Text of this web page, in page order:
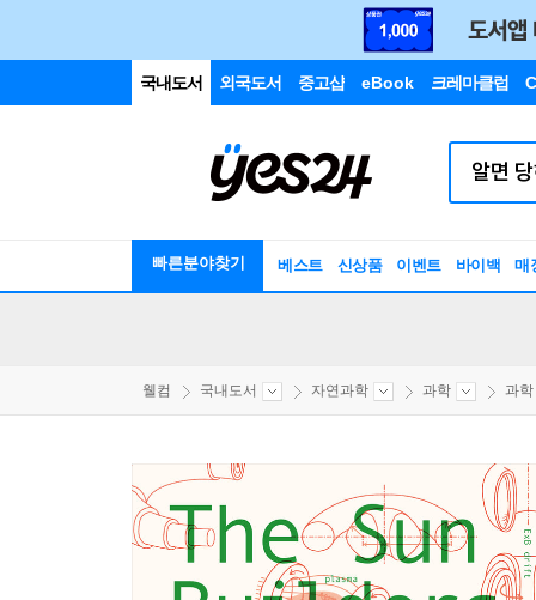
국내도서 외국도서 중고샵 eBook 크레마클럽
빠른분야찾기 베스트 신상품 이벤트 바이백 매
웰컴 국내도서 자연과학 과학 과